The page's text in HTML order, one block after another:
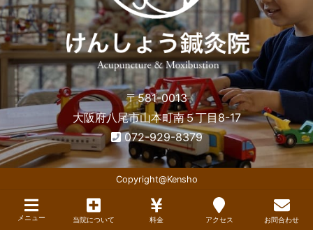
〒581-0013
大阪府八尾市山本町南５丁目8-17
072-929-8379
Copyright@Kensho
メニュー 当院について 料金 アクセス お問合わせ